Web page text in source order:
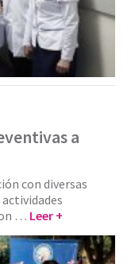
a
con diversas
… Leer +